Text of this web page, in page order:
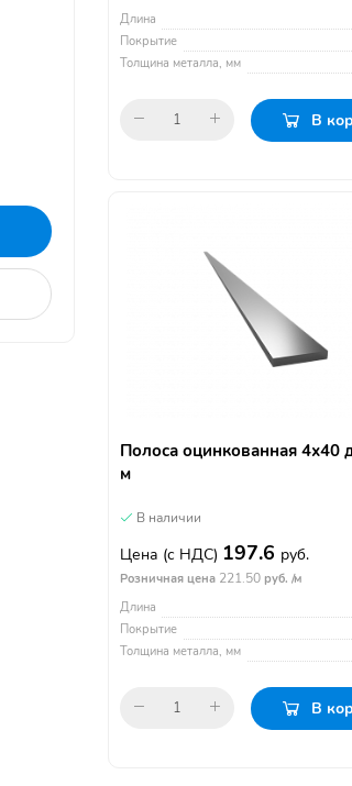
Длина
Покрытие
Толщина металла, мм
В
Полоса оцинкованная 4х40
м
В наличии
Цена (с НДС) 197.6 руб.
Розничная цена 221.50 руб. /м
Длина
Покрытие
Толщина металла, мм
В